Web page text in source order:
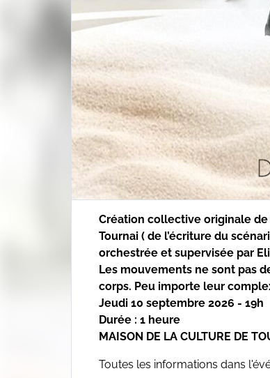
Description
Création collective originale de
Tournai ( de l’écriture du
orchestrée et supervisée par
Les mouvements ne sont pas
corps. Peu importe leur
Jeudi 10 septembre 2026 - 19h
Durée : 1 heure
MAISON DE LA CULTURE DE
Toutes les informations dans